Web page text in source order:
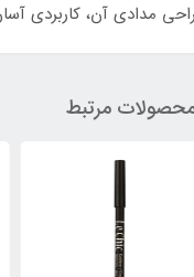
مدادی آن، کاربردی
مرتبط